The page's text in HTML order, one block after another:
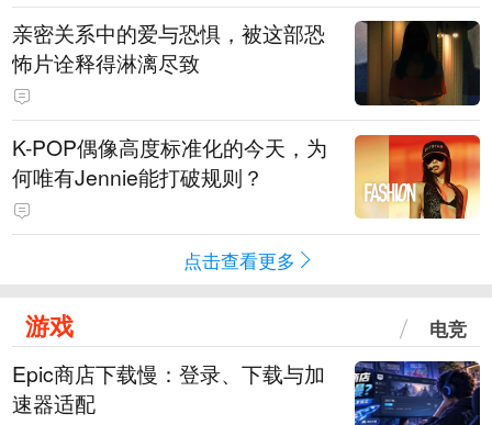
亲密关系中的爱与恐惧，被这部恐
怖片诠释得淋漓尽致
K-POP偶像高度标准化的今天，为
何唯有Jennie能打破规则？
点击查看更多
游戏 电竞
Epic商店下载慢：登录、下载与加
速器适配